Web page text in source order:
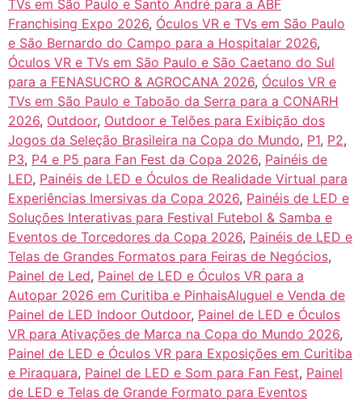
TVs em São Paulo e Santo André para a ABF
Franchising Expo 2026, Óculos VR e TVs em São Paulo
e São Bernardo do Campo para a Hospitalar 2026,
Óculos VR e TVs em São Paulo e São Caetano do Sul
para a FENASUCRO & AGROCANA 2026, Óculos VR e
TVs em São Paulo e Taboão da Serra para a CONARH
2026, Outdoor, Outdoor e Telões para Exibição dos
Jogos da Seleção Brasileira na Copa do Mundo, P1, P2,
P3, P4 e P5 para Fan Fest da Copa 2026, Painéis de
LED, Painéis de LED e Óculos de Realidade Virtual para
Experiências Imersivas da Copa 2026, Painéis de LED e
Soluções Interativas para Festival Futebol & Samba e
Eventos de Torcedores da Copa 2026, Painéis de LED e
Telas de Grandes Formatos para Feiras de Negócios,
Painel de Led, Painel de LED e Óculos VR para a
Autopar 2026 em Curitiba e PinhaisAluguel e Venda de
Painel de LED Indoor Outdoor, Painel de LED e Óculos
VR para Ativações de Marca na Copa do Mundo 2026,
Painel de LED e Óculos VR para Exposições em Curitiba
e Piraquara, Painel de LED e Som para Fan Fest, Painel
de LED e Telas de Grande Formato para Eventos